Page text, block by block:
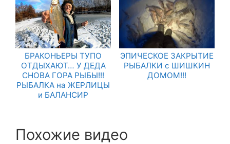
БРАКОНЬЕРЫ ТУПО
ОТДЫХАЮТ… У ДЕДА
СНОВА ГОРА РЫБЫ!!!
РЫБАЛКА на ЖЕРЛИЦЫ
и БАЛАНСИР
ЭПИЧЕСКОЕ ЗАКРЫТИЕ
РЫБАЛКИ с ШИШКИН
ДОМОМ!!!
Похожие видео